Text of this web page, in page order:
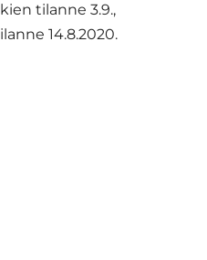
tilanne 3.9.,
14.8.2020.